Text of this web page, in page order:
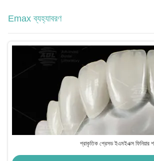
Emax ব্যহ্যাবরণ
প্রাকৃতিক প্রেসড ইএমইএক্স ফিনিয়ার